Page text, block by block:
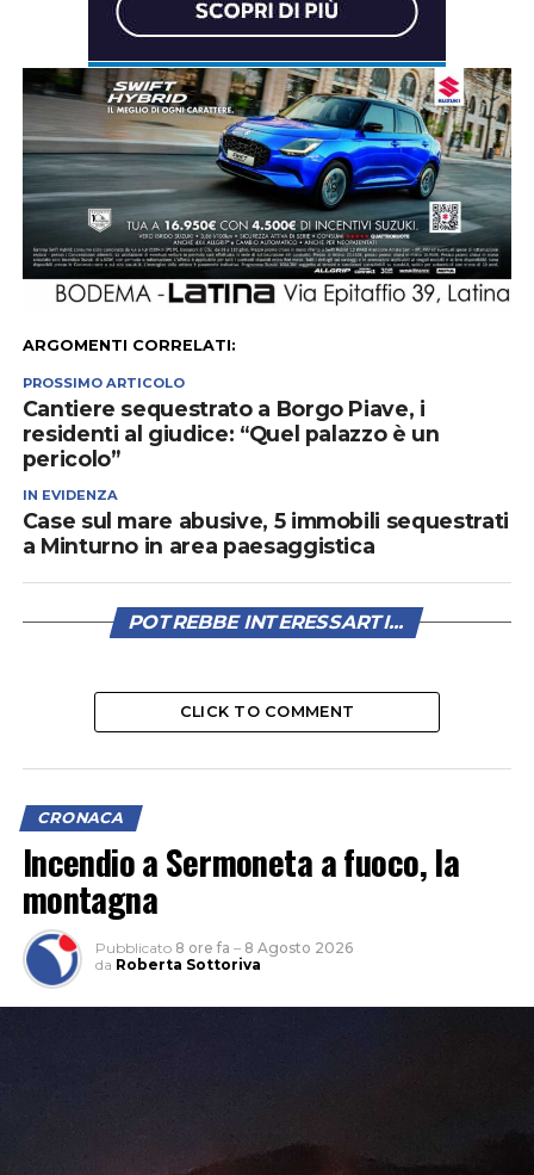
ARGOMENTI CORRELATI:
PROSSIMO ARTICOLO
Cantiere sequestrato a Borgo Piave, i
residenti al giudice: “Quel palazzo è un
pericolo”
IN EVIDENZA
Case sul mare abusive, 5 immobili sequestrati
a Minturno in area paesaggistica
POTREBBE INTERESSARTI...
CLICK TO COMMENT
CRONACA
Incendio a Sermoneta a fuoco, la
montagna
Pubblicato 8 ore fa – 8 Agosto 2026
da Roberta Sottoriva